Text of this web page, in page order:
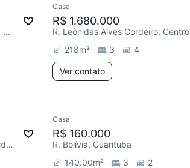
Av. Francisco Vieira de Araújo, Planta O Recanto
Casa
R$ 1.680.000
R. Leônidas Alves Cordeiro, Centro
218m² 3 4
Ver contato
Rodovia João Leopoldo Jacomel, Jardim Veneza
Casa
R$ 160.000
R. Bolívia, Guarituba
140.00m² 3 2